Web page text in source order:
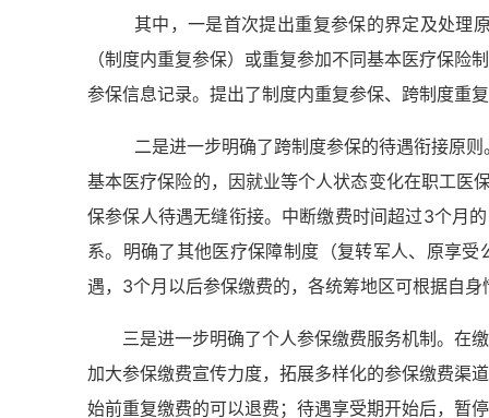
其中，一是首次提出重复参保的界定及处理
（制度内重复参保）或重复参加不同基本医疗保
参保信息记录。提出了制度内重复参保、跨制度重
二是进一步明确了跨制度参保的待遇衔接原
基本医疗保险的，因就业等个人状态变化在职工医
保参保人待遇无缝衔接。中断缴费时间超过3个月
系。明确了其他医疗保障制度（复转军人、原享
遇，3个月以后参保缴费的，各统筹地区可根据自
三是进一步明确了个人参保缴费服务机制。在
加大参保缴费宣传力度，拓展多样化的参保缴费渠
始前重复缴费的可以退费；待遇享受期开始后，暂